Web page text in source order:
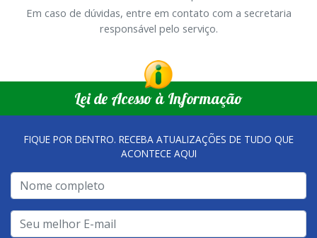
Em caso de dúvidas, entre em contato com a secretaria
responsável pelo serviço.
Lei de Acesso à Informação
FIQUE POR DENTRO. RECEBA ATUALIZAÇÕES DE TUDO QUE
ACONTECE AQUI